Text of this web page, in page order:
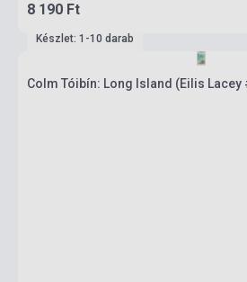
8 190 Ft
Készlet: 1-10 darab
Colm Tóibín: Long Island (Eilis Lacey